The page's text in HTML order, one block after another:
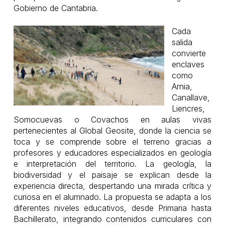
Gobierno de Cantabria.
Cada
salida
convierte
enclaves
como
Arnia,
Canallave,
Liencres,
Somocuevas o Covachos en aulas vivas
pertenecientes al Global Geosite, donde la ciencia se
toca y se comprende sobre el terreno gracias a
profesores y educadores especializados en geología
e interpretación del territorio. La geología, la
biodiversidad y el paisaje se explican desde la
experiencia directa, despertando una mirada crítica y
curiosa en el alumnado. La propuesta se adapta a los
diferentes niveles educativos, desde Primaria hasta
Bachillerato, integrando contenidos curriculares con